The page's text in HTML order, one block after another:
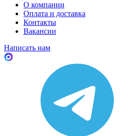
О компании
Оплата и доставка
Контакты
Вакансии
Написать нам